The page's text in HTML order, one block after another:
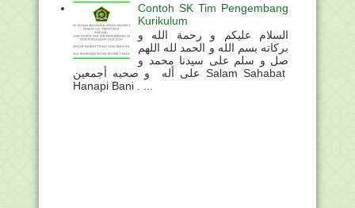
Contoh SK Tim Pengembang
Kurikulum
السلام عليكم و رحمة الله و
بركاته بسم الله و الحمد لله اللهم
صل و سلم على سيدنا محمد و
على أله و صحبه أجمعين Salam Sahabat
Hanapi Bani . ...